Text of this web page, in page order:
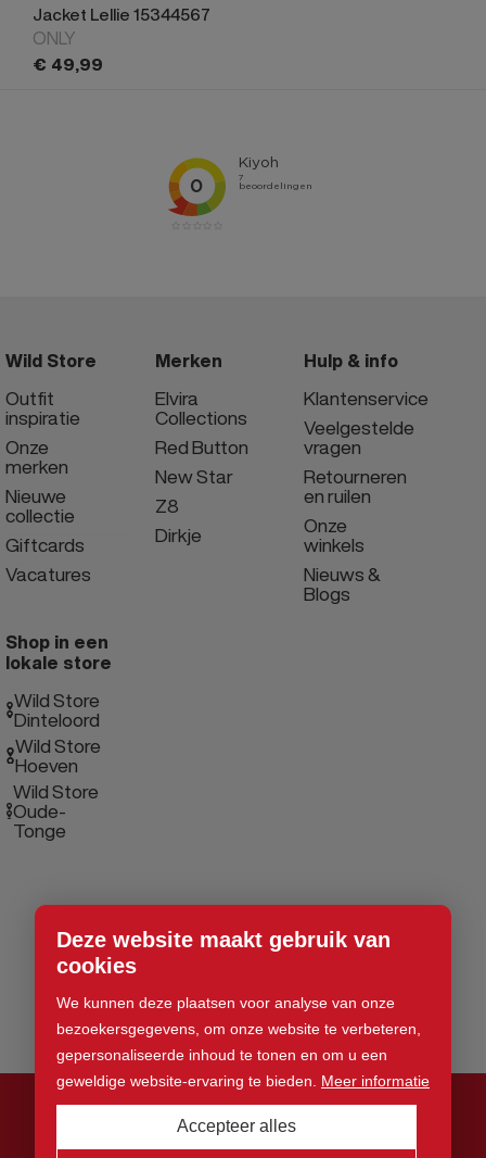
Deze website maakt gebruik van
cookies
We kunnen deze plaatsen voor analyse van onze
bezoekersgegevens, om onze website te verbeteren,
gepersonaliseerde inhoud te tonen en om u een
geweldige website-ervaring te bieden. Meer informatie
Accepteer alles
Jacket Lellie 15344567
ONLY
€ 49,99
Wild Store
Outfit
inspiratie
Onze
merken
Nieuwe
collectie
Giftcards
Vacatures
Merken
Elvira
Collections
Red Button
New Star
Z8
Dirkje
Hulp & info
Klantenservice
Veelgestelde
vragen
Retourneren
en ruilen
Onze
winkels
Nieuws &
Blogs
Shop in een
lokale store
Wild Store
Dinteloord
Wild Store
Hoeven
Wild Store
Oude-
Tonge
© 2026 Wild Store. Alle rechten voorbehouden